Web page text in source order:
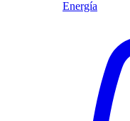
Energía